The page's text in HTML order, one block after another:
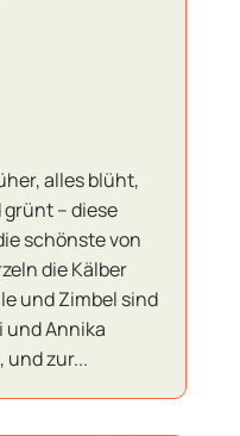
alles blüht,
– diese
schönste von
die Kälber
und Zimbel sind
und Annika
und zur...